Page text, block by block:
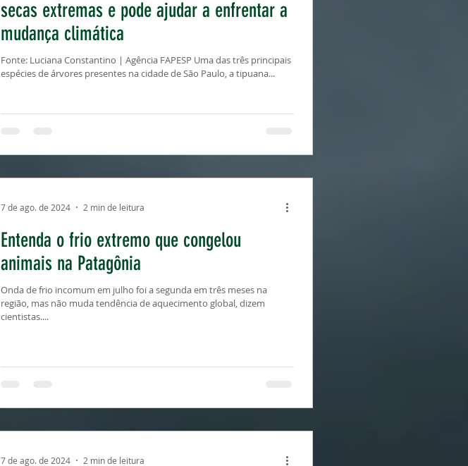
secas extremas e pode ajudar a enfrentar a
mudança climática
Fonte: Luciana Constantino | Agência FAPESP Uma das três principais
espécies de árvores presentes na cidade de São Paulo, a tipuana...
Entenda o frio extremo que congelou
animais na Patagônia
Onda de frio incomum em julho foi a segunda em três meses na
região, mas não muda tendência de aquecimento global, dizem
cientistas....
7 de ago. de 2024 2 min de leitura
7 de ago. de 2024 2 min de leitura